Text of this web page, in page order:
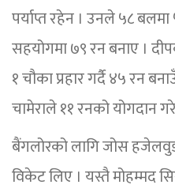
पर्याप्त रहेन । उनले ५८
सहयोगमा ७९ रन बनाए ।
१ चौका प्रहार गर्दै ४५ रन
चामेराले ११ रनको योगदान
बैंगलोरको लागि जोस
विकेट लिए । यस्तै मोहम्मद